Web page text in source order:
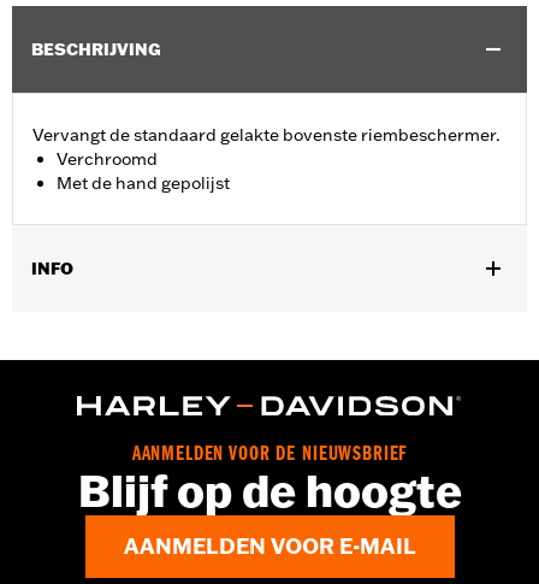
BESCHRIJVING
Vervangt de standaard gelakte bovenste riembeschermer.
Verchroomd
Met de hand gepolijst
INFO
Per stuk verkocht:
Elk
AANMELDEN VOOR DE NIEUWSBRIEF
Blijf op de hoogte
AANMELDEN VOOR E-MAIL